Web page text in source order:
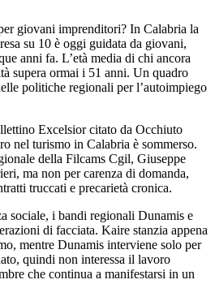
giovani imprenditori? In Calabria la
su 10 è oggi guidata da giovani,
anni fa. L’età media di chi ancora
supera ormai i 51 anni. Un quadro
politiche regionali per l’autoimpiego
Excelsior citato da Occhiuto
nel turismo in Calabria è sommerso.
della Filcams Cgil, Giuseppe
ma non per carenza di domanda,
truccati e precarietà cronica.
sociale, i bandi regionali Dunamis e
di facciata. Kaire stanzia appena
mentre Dunamis interviene solo per
quindi non interessa il lavoro
che continua a manifestarsi in un